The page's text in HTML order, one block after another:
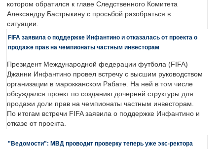
котором обратился к главе Следственного Комитета
Александру Бастрыкину с просьбой разобраться в
ситуации.
FIFA заявила о поддержке Инфантино и отказалась от проекта о
продаже прав на чемпионаты частным инвесторам
Президент Международной федерации футбола (FIFA)
Джанни Инфантино провел встречу с высшим руководством
организации в марокканском Рабате. На ней в том числе
обсуждался проект по созданию дочерней структуры для
продажи доли прав на чемпионаты частным инвесторам.
По итогам встречи FIFA заявила о поддержке Инфантино и
отказе от проекта.
"Ведомости": МВД проводит проверку теперь уже экс-ректора